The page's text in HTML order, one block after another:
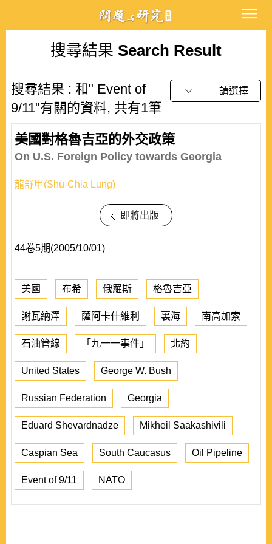
搜尋結果 Search Result
搜尋結果 : 和" Event of
9/11"有關的資料, 共有1筆
請選擇
美國對格魯吉亞的外交政策
On U.S. Foreign Policy towards Georgia
龍舒甲(Shu-Chia Lung)
即將出版
44卷5期(2005/10/01)
美國 布希 俄羅斯 格魯吉亞
謝瓦納澤 薩阿卡什維利 裏海 南高加索
石油管線 「九一一事件」 北約
United States George W. Bush
Russian Federation Georgia
Eduard Shevardnadze Mikheil Saakashivili
Caspian Sea South Caucasus Oil Pipeline
Event of 9/11 NATO